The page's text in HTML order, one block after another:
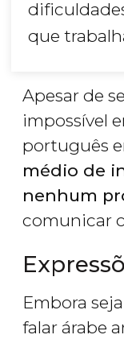
que
Apesar de
impossível
português
médio de
nenhum
comunicar
Embora
falar árabe